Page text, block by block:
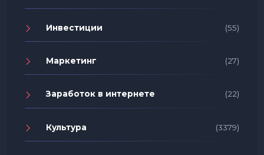
Инвестиции (55)
Маркетинг (27)
Заработок в интернете (22)
Культура (3379)